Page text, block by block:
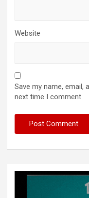
Website
Save my name, email,
next time I comment.